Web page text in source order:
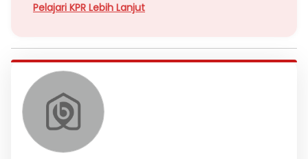
Pelajari KPR Lebih Lanjut